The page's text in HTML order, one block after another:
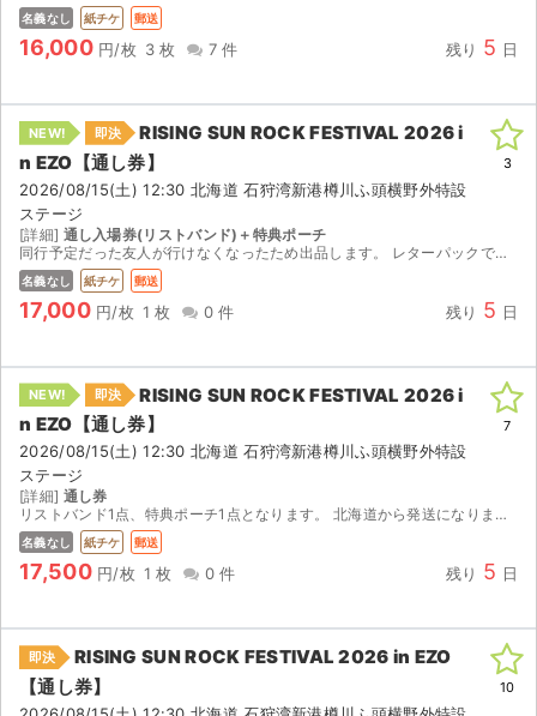
よくある質問
サイト情報
チケットジャム利用規約
プライバシーポリシー
名義なし 紙チケ 郵送
16,000 円/枚 3 枚 7 件 残り 5 日
NEW! 即決
RISING SUN ROCK FESTIVAL 2026 i
n EZO【通し券】
2026/08/15(土) 12:30 北海道 石狩湾新港樽川ふ頭横野外特設
ステージ
[詳細] 通し入場券(リストバンド)＋特典ポーチ
同行予定だった友人が行けなくなったため出品します。 レターパックで郵送予定ですが札幌市内であれば場所によっては事前手渡しも可能なのでその際はコメントにてご相談ください。 よろしくお願いします。
名義なし 紙チケ 郵送
17,000 円/枚 1 枚 0 件 残り 5 日
3
NEW! 即決
RISING SUN ROCK FESTIVAL 2026 i
n EZO【通し券】
2026/08/15(土) 12:30 北海道 石狩湾新港樽川ふ頭横野外特設
ステージ
[詳細] 通し券
リストバンド1点、特典ポーチ1点となります。 北海道から発送になります。期日が迫っているため、なるべく早く発送させていただきたいと思います。
名義なし 紙チケ 郵送
17,500 円/枚 1 枚 0 件 残り 5 日
7
即決
RISING SUN ROCK FESTIVAL 2026 in EZO
【通し券】
10